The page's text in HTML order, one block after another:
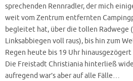
sprechenden Rennradler, der mich
weit vom Zentrum entfernten
begleitet hat, über die tollen Radwege
Linksabbiegen voll raus), bis hin zum
Regen heute bis 19 Uhr hinausgezögert
Die Freistadt Christiania hinterließ
aufregend war’s aber auf alle Fälle…